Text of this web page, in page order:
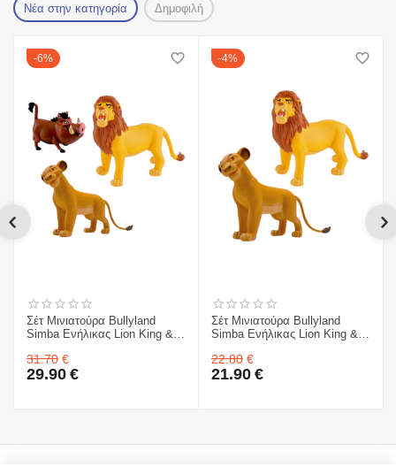
Νέα στην κατηγορία Δημοφιλή
6%
Σέτ Μινιατούρα Bullyland
Simba Ενήλικας Lion King &
31.70 €
29.90 €
4%
Σέτ Μινιατούρα Bullyland
Simba Ενήλικας Lion King &
22.80 €
21.90 €